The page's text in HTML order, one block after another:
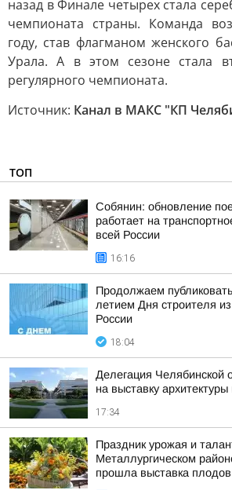
назад в Финале четырех стала
чемпионата страны. Команда
году, став флагманом женского
Урала. А в этом сезоне стала
регулярного чемпионата.
Источник: Канал в МАКС "КП
ТОП
Собянин: обновление
работает на
всей России
16:16
Продолжаем
летием Дня строителя
России
18:04
Делегация Челябинской
на выставку
17:34
Праздник урожая и
Металлургическом
прошла выставка